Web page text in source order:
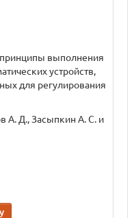
выполнения
устройств,
для регулирования
А. Д., Засыпкин А. С. и